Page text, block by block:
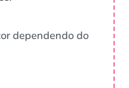
dependendo do